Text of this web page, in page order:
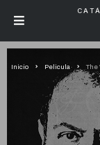
Inicio Pelicula The